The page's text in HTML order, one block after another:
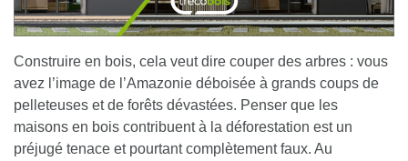
Construire en bois, cela veut dire couper des arbres : vous
avez l’image de l’Amazonie déboisée à grands coups de
pelleteuses et de forêts dévastées. Penser que les
maisons en bois contribuent à la déforestation est un
préjugé tenace et pourtant complètement faux. Au